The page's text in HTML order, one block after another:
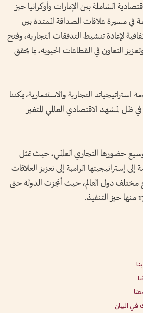
الشاملة بين الإمارات وأوكرانيا حيز
في مسيرة علاقات الصداقة الممتدة بين
لإعادة تنشيط التدفقات التجارية، وفتح
التعاون في القطاعات الحيوية، بما يحقق
التجارية والاستثمارية، يمكننا
ظل المشهد الاقتصادي العالمي المتغير
حضورها التجاري العالمي، حيث تمثل
إستراتيجيتها الرامية إلى تعزيز العلاقات
مختلف دول العالم، حيث أنجزت الدولة حتى
في البيان